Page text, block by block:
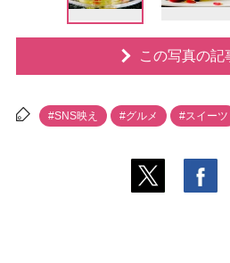
この写真の記
#SNS映え #グルメ #スイーツ